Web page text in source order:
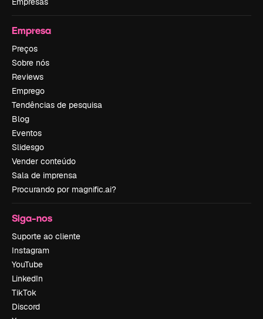
Empresa
Preços
Sobre nós
Reviews
Emprego
Tendências de pesquisa
Blog
Eventos
Slidesgo
Vender conteúdo
Sala de imprensa
Procurando por magnific.ai?
Siga-nos
Suporte ao cliente
Instagram
YouTube
LinkedIn
TikTok
Discord